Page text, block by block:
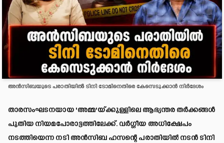
അന്‍സിബയുടെ പരാതിയില്‍ ടിനി ടോമിനെതിരെ കേസെടുക്കാന്‍ നിര്‍ദേശം
താരസംഘടനയായ 'അമ്മ'യ്ക്കുള്ളിലെ ആഭ്യന്തര തർക്കങ്ങൾ
പുതിയ നിയമപോരാട്ടത്തിലേക്ക്. വർഗ്ഗീയ അധിക്ഷേപം
നടത്തിയെന്ന നടി അൻസിബ ഹസന്റെ പരാതിയിൽ നടൻ ടിനി